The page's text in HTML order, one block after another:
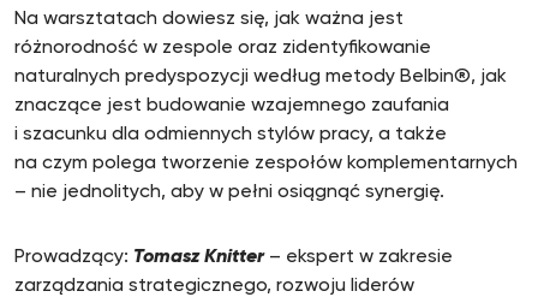
Na warsztatach dowiesz się, jak ważna jest
różnorodność w zespole oraz zidentyfikowanie
naturalnych predyspozycji według metody Belbin®, jak
znaczące jest budowanie wzajemnego zaufania
i szacunku dla odmiennych stylów pracy, a także
na czym polega tworzenie zespołów komplementarnych
– nie jednolitych, aby w pełni osiągnąć synergię.
Prowadzący: Tomasz Knitter– ekspert w zakresie
zarządzania strategicznego, rozwoju liderów